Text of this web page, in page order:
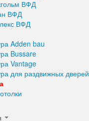
ВФД
ВФД
ВФД
Adden bau
Bussare
Vantage
для раздвижных дверей